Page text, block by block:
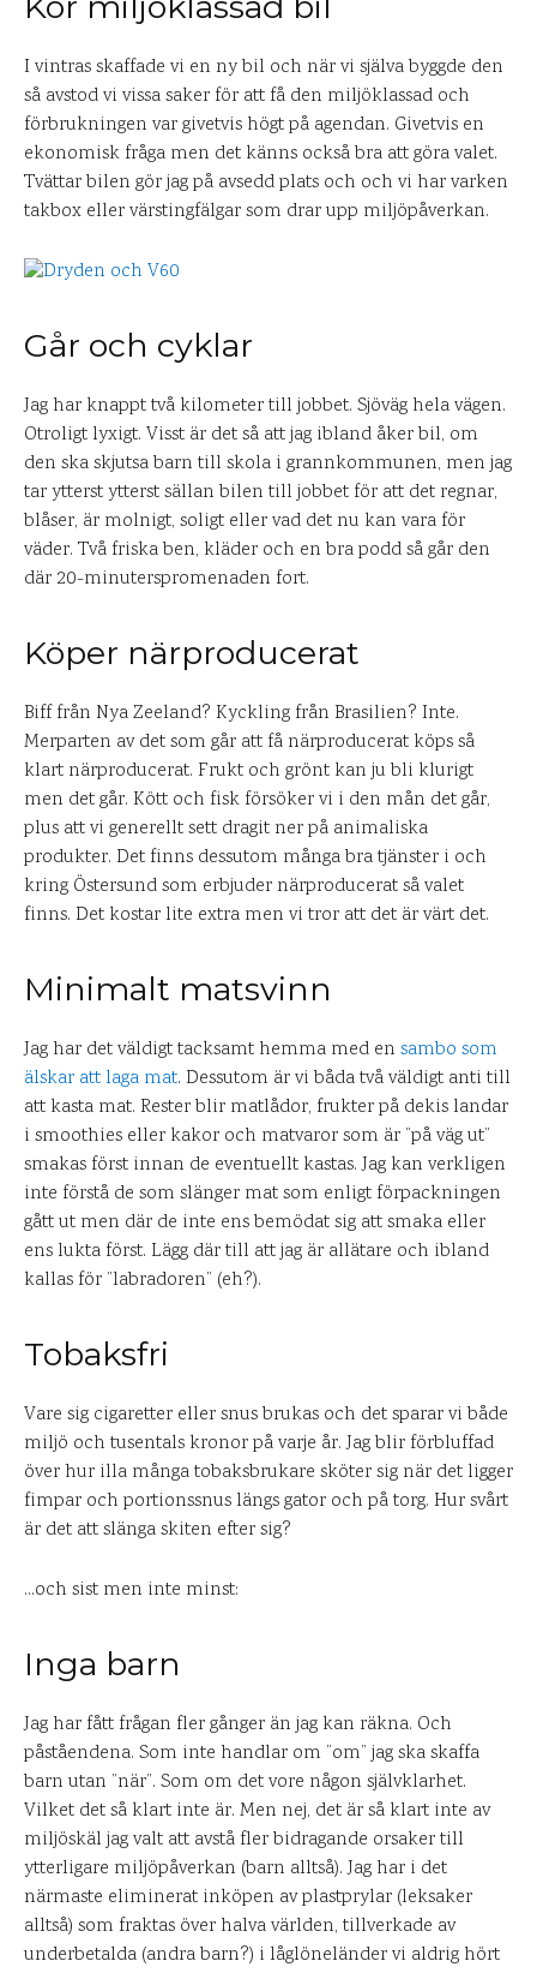
I vintras skaffade vi en ny bil och när vi själva byggde den
så avstod vi vissa saker för att få den miljöklassad och
förbrukningen var givetvis högt på agendan. Givetvis en
ekonomisk fråga men det känns också bra att göra valet.
Tvättar bilen gör jag på avsedd plats och och vi har varken
takbox eller värstingfälgar som drar upp miljöpåverkan.
Går och cyklar
Jag har knappt två kilometer till jobbet. Sjöväg hela vägen.
Otroligt lyxigt. Visst är det så att jag ibland åker bil, om
den ska skjutsa barn till skola i grannkommunen, men jag
tar ytterst ytterst sällan bilen till jobbet för att det regnar,
blåser, är molnigt, soligt eller vad det nu kan vara för
väder. Två friska ben, kläder och en bra podd så går den
där 20-minuterspromenaden fort.
Köper närproducerat
Biff från Nya Zeeland? Kyckling från Brasilien? Inte.
Merparten av det som går att få närproducerat köps så
klart närproducerat. Frukt och grönt kan ju bli klurigt
men det går. Kött och fisk försöker vi i den mån det går,
plus att vi generellt sett dragit ner på animaliska
produkter. Det finns dessutom många bra tjänster i och
kring Östersund som erbjuder närproducerat så valet
finns. Det kostar lite extra men vi tror att det är värt det.
Minimalt matsvinn
Jag har det väldigt tacksamt hemma med en sambo som
älskar att laga mat. Dessutom är vi båda två väldigt anti till
att kasta mat. Rester blir matlådor, frukter på dekis landar
i smoothies eller kakor och matvaror som är ”på väg ut”
smakas först innan de eventuellt kastas. Jag kan verkligen
inte förstå de som slänger mat som enligt förpackningen
gått ut men där de inte ens bemödat sig att smaka eller
ens lukta först. Lägg där till att jag är allätare och ibland
kallas för ”labradoren” (eh?).
Tobaksfri
Vare sig cigaretter eller snus brukas och det sparar vi både
miljö och tusentals kronor på varje år. Jag blir förbluffad
över hur illa många tobaksbrukare sköter sig när det ligger
fimpar och portionssnus längs gator och på torg. Hur svårt
är det att slänga skiten efter sig?
…och sist men inte minst:
Inga barn
Jag har fått frågan fler gånger än jag kan räkna. Och
påståendena. Som inte handlar om ”om” jag ska skaffa
barn utan ”när”. Som om det vore någon självklarhet.
Vilket det så klart inte är. Men nej, det är så klart inte av
miljöskäl jag valt att avstå fler bidragande orsaker till
ytterligare miljöpåverkan (barn alltså). Jag har i det
närmaste eliminerat inköpen av plastprylar (leksaker
alltså) som fraktas över halva världen, tillverkade av
underbetalda (andra barn?) i låglöneländer vi aldrig hört